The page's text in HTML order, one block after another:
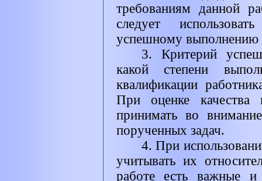
требованиям данной
следует
успешному выполнению
3. Критерий
какой степени
квалификации
При оценке качества
принимать во
порученных задач.
4. При
учитывать их
работе есть важные и